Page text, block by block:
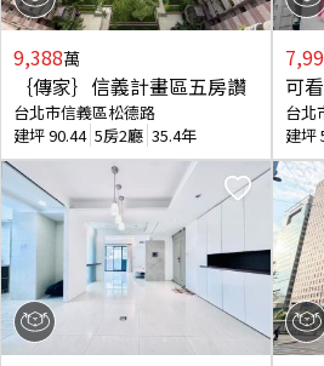
9,388萬
｛傳家｝信義計畫區五房讚
台北市信義區松德路
建坪90.44 5房2廳 35.4年
可
台北
建坪